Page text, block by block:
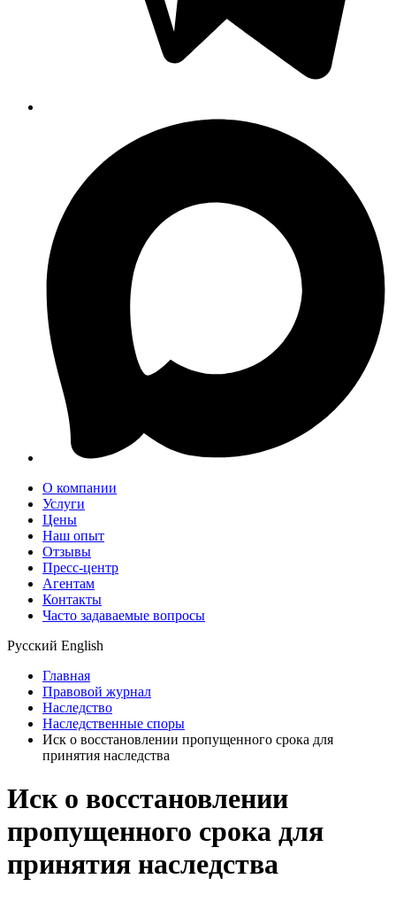
О компании
Услуги
Цены
Наш опыт
Отзывы
Пресс-центр
Агентам
Контакты
Часто задаваемые вопросы
Русский English
Главная
Правовой журнал
Наследство
Наследственные споры
Иск о восстановлении пропущенного срока для
принятия наследства
Иск о восстановлении
пропущенного срока для
принятия наследства